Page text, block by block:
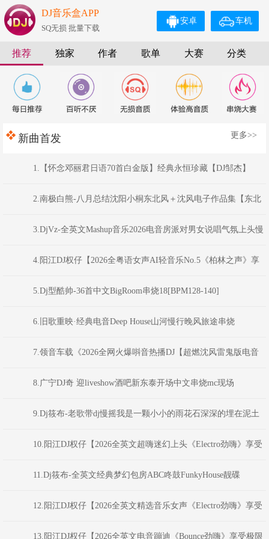
DJ音乐盒APP
SQ无损 批量下载
车机
安卓
推荐 独家 作者 歌单 大赛 分类
新曲首发 更多>>
1.【怀念邓丽君日语70首白金版】经典永恒珍藏【DJ邹杰】
2.南极白熊-八月总结沈阳小桐东北风＋沈风电子作品集【东北
俊丫头.东北神曲.挖曲麻菜的玉芬.东北的爷们】
3.DjVz-全英文Mashup音乐2026电音房派对男女说唱气氛上头慢
4.阳江DJ权仔【2026全粤语女声AI轻音乐No.5《柏林之声》享
受极限魅力车载大碟】
5.Dj型酷帅-36首中文BigRoom串烧18[BPM128-140]
6.旧歌重映·经典电音Deep House山河慢行晚风旅途串烧
7.领音车载《2026全网火爆唞音热播DJ【超燃沈风雷鬼版电音
NO.1】新感觉动感外文弹跳重低音(Dj红仔Mix)
8.广宁DJ奇 迎liveshow酒吧新东泰开场中文串烧mc现场
9.Dj筱布-老歌带dj慢摇我是一颗小小的雨花石深深的埋在泥土
之中FunkyHouse串烧
10.阳江DJ权仔【2026全英文超嗨迷幻上头《Electro劲嗨》享受
极限魅力车载大碟】
11.Dj筱布-全英文经典梦幻包房ABC咚鼓FunkyHouse靓碟
12.阳江DJ权仔【2026全英文精选音乐女声《Electro劲嗨》享受
极限魅力车载大碟】
13.阳江DJ权仔【2026全英文电音蹦迪《Bounce劲嗨》享受极限